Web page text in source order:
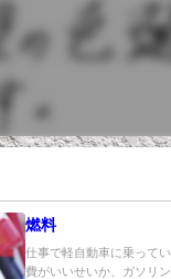
燃料
仕事で軽自動車に乗って
費がいいせいか、ガソリ